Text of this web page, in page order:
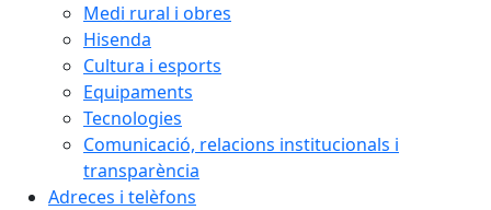
Medi rural i obres
Hisenda
Cultura i esports
Equipaments
Tecnologies
Comunicació, relacions institucionals i
transparència
Adreces i telèfons